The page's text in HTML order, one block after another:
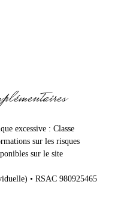
excessive : Classe
sur les risques
sur le site
• RSAC 980925465